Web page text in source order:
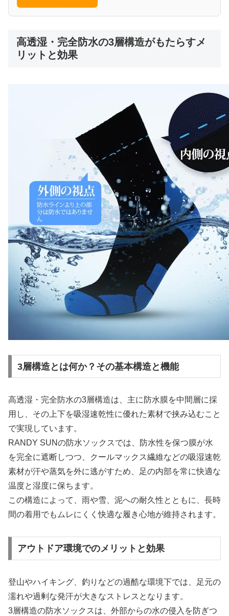
高透湿・完全防水の3層構造がもたらすメ
リットと効果
3層構造とは何か？その基本構造と機能
高透湿・完全防水の3層構造は、主に防水膜を中間層に採
用し、その上下を吸湿速乾性に優れた素材で挟み込むこと
で実現しています。
RANDY SUNの防水ソックスでは、防水性を保つ膜が水
を完全に遮断しつつ、クールマックス繊維などの吸湿速乾
素材が汗や蒸気を外に逃がすため、足の内部を常に快適な
温度と湿度に保ちます。
この構造によって、雨や雪、泥への耐久性とともに、長時
間の着用でもムレにくく快適な履き心地が維持されます。
アウトドア環境でのメリットと効果
登山やハイキング、釣りなどの過酷な環境下では、足元の
濡れや過剰な発汗が大きなストレスとなります。
3層構造の防水ソックスは、外部からの水の侵入を防ぎつ